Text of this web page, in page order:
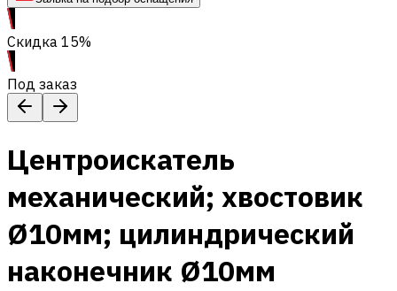
Скидка 15%
Под заказ
Центроискатель
механический; хвостовик
Ø10мм; цилиндрический
наконечник Ø10мм